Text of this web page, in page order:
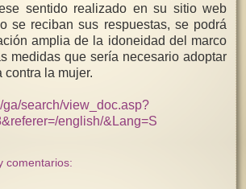
sentido realizado en su sitio web
se reciban sus respuestas, se podrá
amplia de la idoneidad del marco
medidas que sería necesario adoptar
la mujer.
ga/search/view_doc.asp?
english/&Lang=S
comentarios: